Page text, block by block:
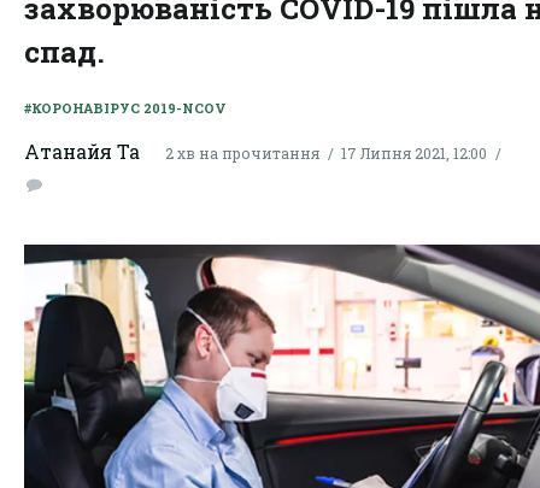
захворюваність COVID-19 пішла
спад.
#КОРОНАВІРУС 2019-NCOV
Атанайя Та 2 хв на прочитання 17 Липня 2021, 12:00